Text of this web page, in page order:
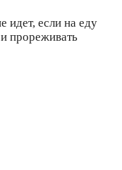
идет, если на еду
прореживать